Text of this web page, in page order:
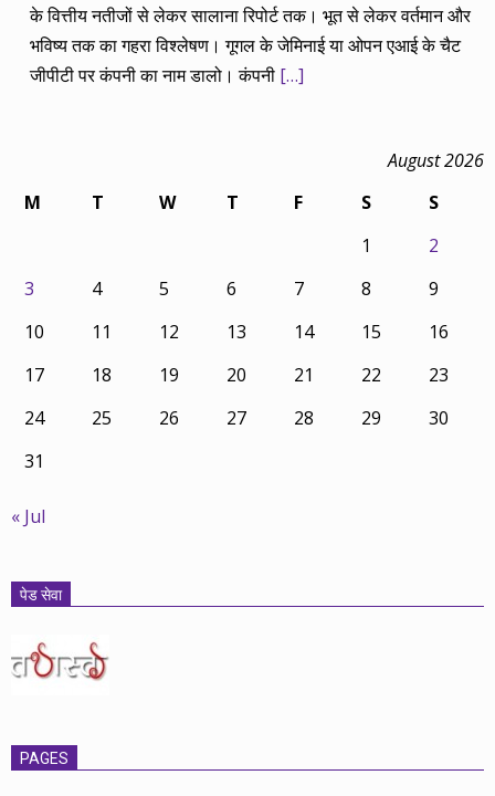
के वित्तीय नतीजों से लेकर सालाना रिपोर्ट तक। भूत से लेकर वर्तमान और
भविष्य तक का गहरा विश्लेषण। गूगल के जेमिनाई या ओपन एआई के चैट
जीपीटी पर कंपनी का नाम डालो। कंपनी […]
August 2026
M
T W T F S
S
1
2
3
4 5 6 7 8
9
10
11 12 13 14 15
16
17
18 19 20 21 22
23
24
25 26 27 28 29
30
31
« Jul
पेड सेवा
PAGES